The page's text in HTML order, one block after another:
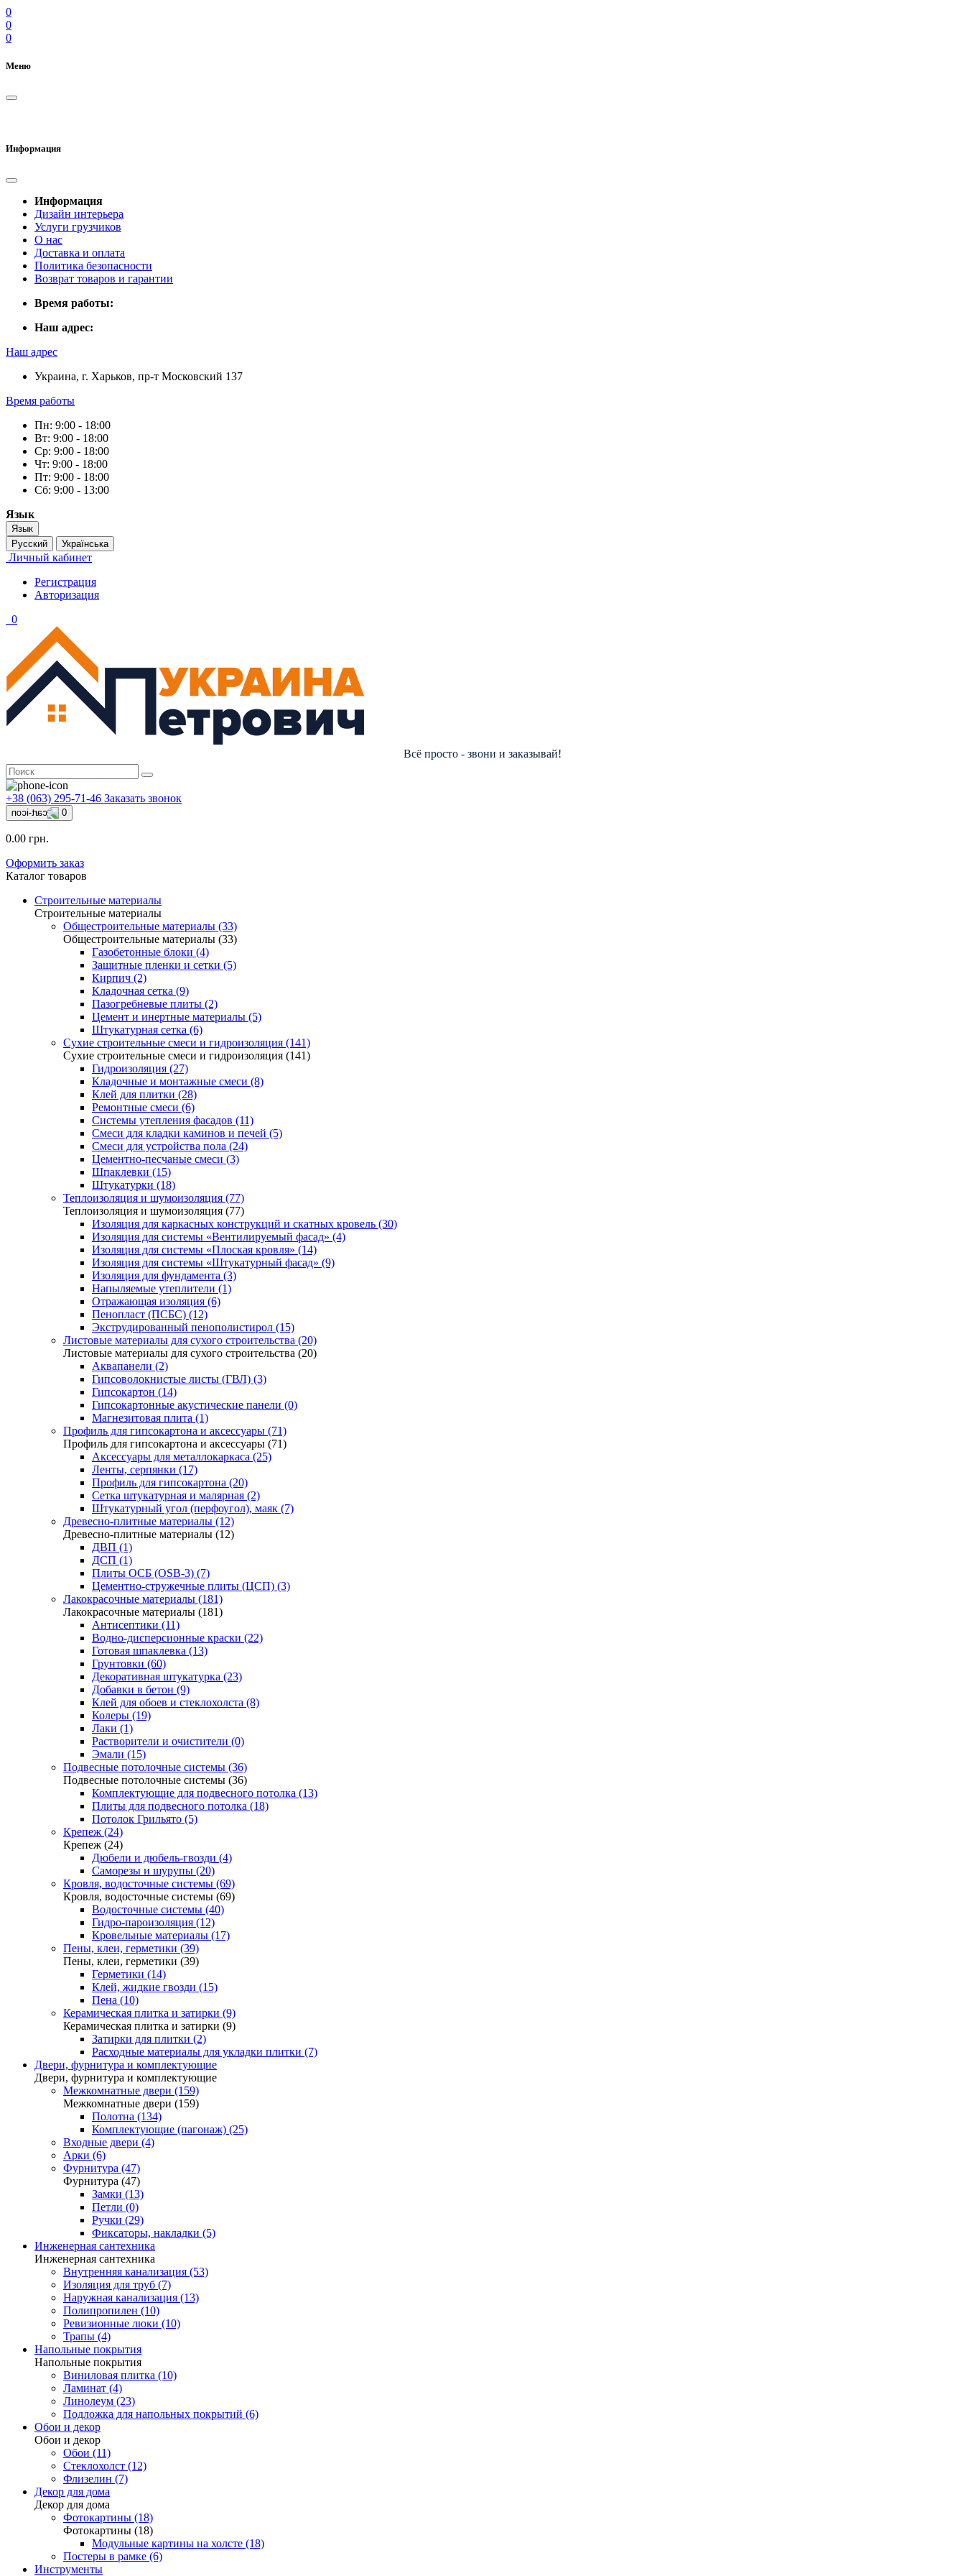
0
0
0
Меню
Информация
Информация
Дизайн интерьера
Услуги грузчиков
О нас
Доставка и оплата
Политика безопасности
Возврат товаров и гарантии
Время работы:
Наш адрес:
Наш адрес
Украина, г. Харьков, пр-т Московский 137
Время работы
Пн: 9:00 - 18:00
Вт: 9:00 - 18:00
Ср: 9:00 - 18:00
Чт: 9:00 - 18:00
Пт: 9:00 - 18:00
Сб: 9:00 - 13:00
Язык
Язык
Русский
Українська
Личный кабинет
Регистрация
Авторизация
0
Всё просто - звони и заказывай!
+38 (063) 295-71-46 Заказать звонок
0
0.00 грн.
Оформить заказ
Каталог товаров
Строительные материалы
Строительные материалы
Общестроительные материалы (33)
Общестроительные материалы (33)
Газобетонные блоки (4)
Защитные пленки и сетки (5)
Кирпич (2)
Кладочная сетка (9)
Пазогребневые плиты (2)
Цемент и инертные материалы (5)
Штукатурная сетка (6)
Сухие строительные смеси и гидроизоляция (141)
Сухие строительные смеси и гидроизоляция (141)
Гидроизоляция (27)
Кладочные и монтажные смеси (8)
Клей для плитки (28)
Ремонтные смеси (6)
Системы утепления фасадов (11)
Смеси для кладки каминов и печей (5)
Смеси для устройства пола (24)
Цементно-песчаные смеси (3)
Шпаклевки (15)
Штукатурки (18)
Теплоизоляция и шумоизоляция (77)
Теплоизоляция и шумоизоляция (77)
Изоляция для каркасных конструкций и скатных кровель (30)
Изоляция для системы «Вентилируемый фасад» (4)
Изоляция для системы «Плоская кровля» (14)
Изоляция для системы «Штукатурный фасад» (9)
Изоляция для фундамента (3)
Напыляемые утеплители (1)
Отражающая изоляция (6)
Пенопласт (ПСБС) (12)
Экструдированный пенополистирол (15)
Листовые материалы для сухого строительства (20)
Листовые материалы для сухого строительства (20)
Аквапанели (2)
Гипсоволокнистые листы (ГВЛ) (3)
Гипсокартон (14)
Гипсокартонные акустические панели (0)
Магнезитовая плита (1)
Профиль для гипсокартона и аксессуары (71)
Профиль для гипсокартона и аксессуары (71)
Аксессуары для металлокаркаса (25)
Ленты, серпянки (17)
Профиль для гипсокартона (20)
Сетка штукатурная и малярная (2)
Штукатурный угол (перфоугол), маяк (7)
Древесно-плитные материалы (12)
Древесно-плитные материалы (12)
ДВП (1)
ДСП (1)
Плиты ОСБ (OSB-3) (7)
Цементно-стружечные плиты (ЦСП) (3)
Лакокрасочные материалы (181)
Лакокрасочные материалы (181)
Антисептики (11)
Водно-дисперсионные краски (22)
Готовая шпаклевка (13)
Грунтовки (60)
Декоративная штукатурка (23)
Добавки в бетон (9)
Клей для обоев и стеклохолста (8)
Колеры (19)
Лаки (1)
Растворители и очистители (0)
Эмали (15)
Подвесные потолочные системы (36)
Подвесные потолочные системы (36)
Комплектующие для подвесного потолка (13)
Плиты для подвесного потолка (18)
Потолок Грильято (5)
Крепеж (24)
Крепеж (24)
Дюбели и дюбель-гвозди (4)
Саморезы и шурупы (20)
Кровля, водосточные системы (69)
Кровля, водосточные системы (69)
Водосточные системы (40)
Гидро-пароизоляция (12)
Кровельные материалы (17)
Пены, клеи, герметики (39)
Пены, клеи, герметики (39)
Герметики (14)
Клей, жидкие гвозди (15)
Пена (10)
Керамическая плитка и затирки (9)
Керамическая плитка и затирки (9)
Затирки для плитки (2)
Расходные материалы для укладки плитки (7)
Двери, фурнитура и комплектующие
Двери, фурнитура и комплектующие
Межкомнатные двери (159)
Межкомнатные двери (159)
Полотна (134)
Комплектующие (пагонаж) (25)
Входные двери (4)
Арки (6)
Фурнитура (47)
Фурнитура (47)
Замки (13)
Петли (0)
Ручки (29)
Фиксаторы, накладки (5)
Инженерная сантехника
Инженерная сантехника
Внутренняя канализация (53)
Изоляция для труб (7)
Наружная канализация (13)
Полипропилен (10)
Ревизионные люки (10)
Трапы (4)
Напольные покрытия
Напольные покрытия
Виниловая плитка (10)
Ламинат (4)
Линолеум (23)
Подложка для напольных покрытий (6)
Обои и декор
Обои и декор
Обои (11)
Стеклохолст (12)
Флизелин (7)
Декор для дома
Декор для дома
Фотокартины (18)
Фотокартины (18)
Модульные картины на холсте (18)
Постеры в рамке (6)
Инструменты